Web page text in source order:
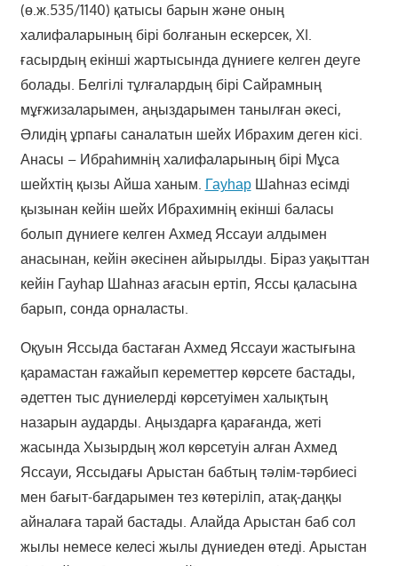
(ө.ж.535/1140) қатысы барын және оның
халифаларының бірі болғанын ескерсек, XI.
ғасырдың екінші жартысында дүниеге келген деуге
болады. Белгілі тұлғалардың бірі Сайрамның
мұғжизаларымен, аңыздарымен танылған әкесі,
Әлидің ұрпағы саналатын шейх Ибрахим деген кісі.
Анасы – Ибраһимнің халифаларының бірі Мұса
шейхтің қызы Айша ханым. ГауһарШаһназ есімді
қызынан кейін шейх Ибрахимнің екінші баласы
болып дүниеге келген Ахмед Яссауи алдымен
анасынан, кейін әкесінен айырылды. Біраз уақыттан
кейін Гауһар Шаһназ ағасын ертіп, Яссы қаласына
барып, сонда орналасты.
Оқуын Яссыда бастаған Ахмед Яссауи жастығына
қарамастан ғажайып кереметтер көрсете бастады,
әдеттен тыс дүниелерді көрсетуімен халықтың
назарын аударды. Аңыздарға қарағанда, жеті
жасында Хызырдың жол көрсетуін алған Ахмед
Яссауи, Яссыдағы Арыстан бабтың тәлім-тәрбиесі
мен бағыт-бағдарымен тез көтеріліп, атақ-даңқы
айналаға тарай бастады. Алайда Арыстан баб сол
жылы немесе келесі жылы дүниеден өтеді. Арыстан